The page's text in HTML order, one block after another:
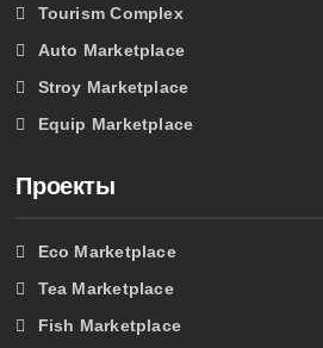
Tourism Complex
Auto Marketplace
Stroy Marketplace
Equip Marketplace
Проекты
Eco Marketplace
Tea Marketplace
Fish Marketplace